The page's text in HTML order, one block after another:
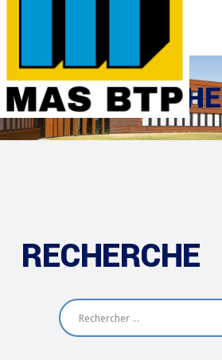
RECHERCHE
RECHERCHE